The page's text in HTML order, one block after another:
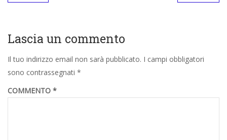
Lascia un commento
Il tuo indirizzo email non sarà pubblicato. I campi obbligatori
sono contrassegnati *
COMMENTO *